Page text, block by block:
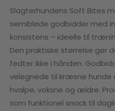
Slagterhundens Soft Bites
semibløde godbidder med
konsistens – ideelle til
Den praktiske størrelse gør
fedter ikke i hånden.
velegnede til kræsne hunde
hvalpe, voksne og ældre.
som funktionel snack til